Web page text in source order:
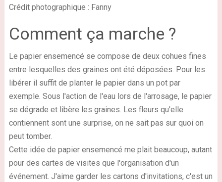
Crédit photographique : Fanny
Comment ça marche ?
Le papier ensemencé se compose de deux cohues fines
entre lesquelles des graines ont été déposées. Pour les
libérer il suffit de planter le papier dans un pot par
exemple. Sous l'action de l'eau lors de l'arrosage, le papier
se dégrade et libère les graines. Les fleurs qu'elle
contiennent sont une surprise, on ne sait pas sur quoi on
peut tomber.
Cette idée de papier ensemencé me plait beaucoup, autant
pour des cartes de visites que l'organisation d'un
événement. J'aime garder les cartons d'invitations, c'est un